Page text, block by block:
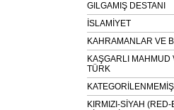
GILGAMIŞ DESTANI
İSLAMİYET
KAHRAMANLAR VE
KAŞGARLI MAHMUD
TÜRK
KATEGORİLENMEMİŞ
KIRMIZI-SİYAH